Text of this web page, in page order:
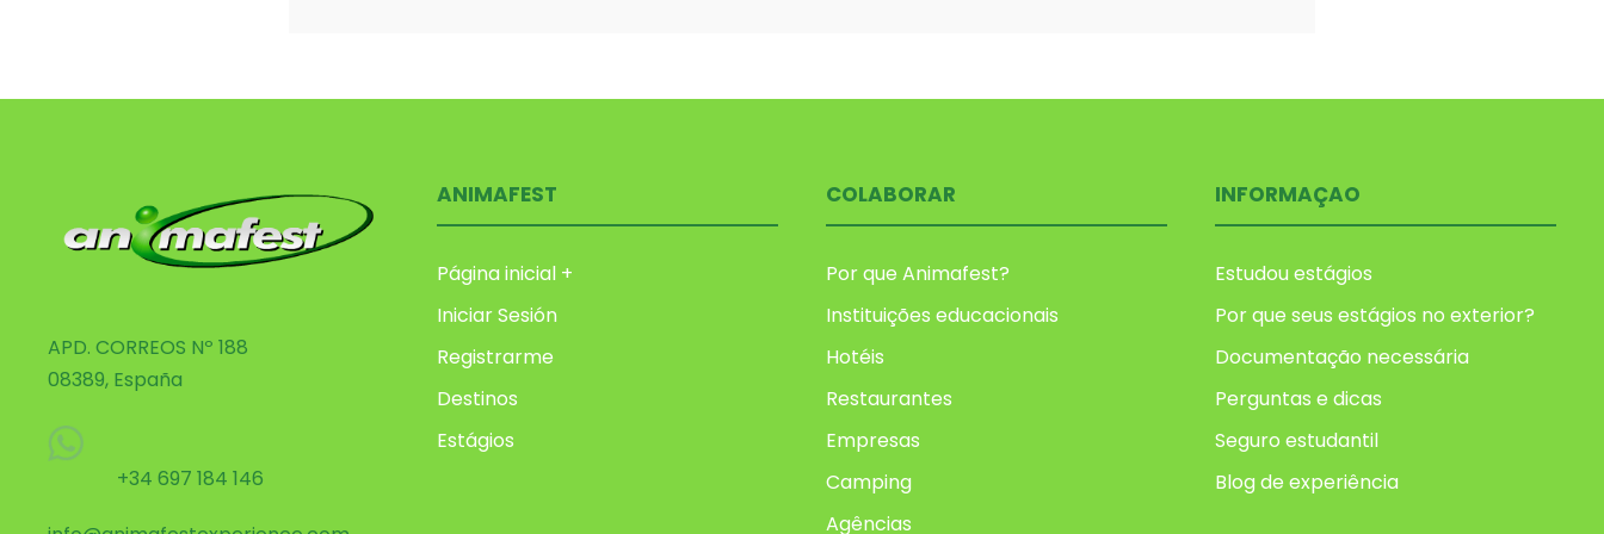
APD. CORREOS Nº 188
08389, España
+34 697 184 146
ANIMAFEST
Página inicial +
Iniciar Sesión
Registrarme
Destinos
Estágios
COLABORAR
Por que Animafest?
Instituições educacionais
Hotéis
Restaurantes
Empresas
Camping
Agências
INFORMAÇAO
Estudou estágios
Por que seus estágios no exterior?
Documentação necessária
Perguntas e dicas
Seguro estudantil
Blog de experiência